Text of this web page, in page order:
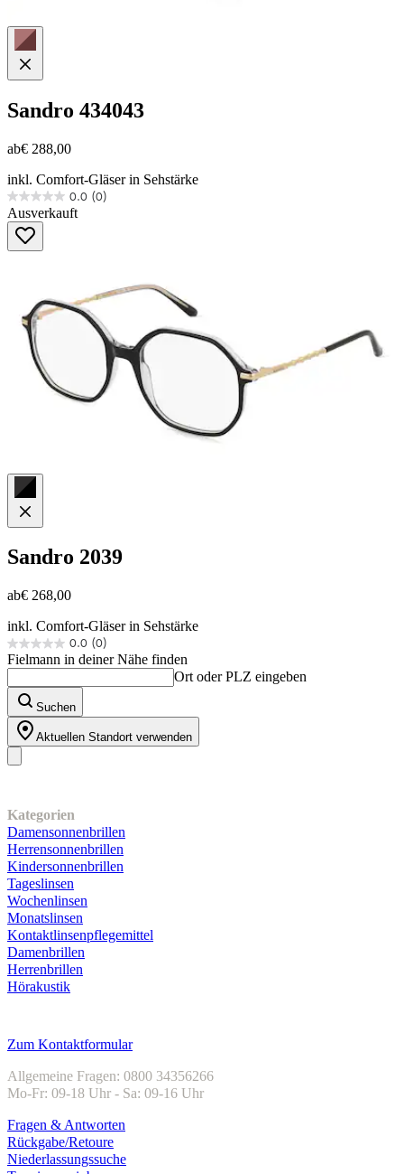
Sandro 434043
ab€ 288,00
inkl. Comfort-Gläser in Sehstärke
0.0 (0)
0.0
von
Sternen.
Ausverkauft
Sandro 2039
ab€ 268,00
inkl. Comfort-Gläser in Sehstärke
0.0 (0)
0.0
von
5
Sternen.
Fielmann in deiner Nähe finden
Ort oder PLZ eingeben
Suchen
Aktuellen Standort verwenden
Kategorien
Damensonnenbrillen
Herrensonnenbrillen
Kindersonnenbrillen
Tageslinsen
Wochenlinsen
Monatslinsen
Kontaktlinsenpflegemittel
Damenbrillen
Herrenbrillen
Hörakustik
Zum Kontaktformular
Allgemeine Fragen: 0800 34356266
Mo-Fr: 09-18 Uhr - Sa: 09-16 Uhr
Fragen & Antworten
Rückgabe/Retoure
Niederlassungssuche